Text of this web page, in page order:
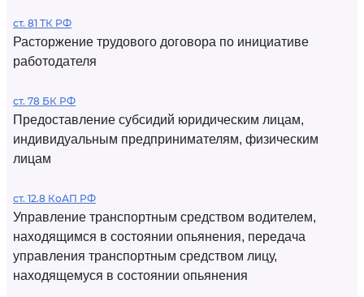
ст. 81 ТК РФ
Расторжение трудового договора по инициативе
работодателя
ст. 78 БК РФ
Предоставление субсидий юридическим лицам,
индивидуальным предпринимателям, физическим
лицам
ст. 12.8 КоАП РФ
Управление транспортным средством водителем,
находящимся в состоянии опьянения, передача
управления транспортным средством лицу,
находящемуся в состоянии опьянения